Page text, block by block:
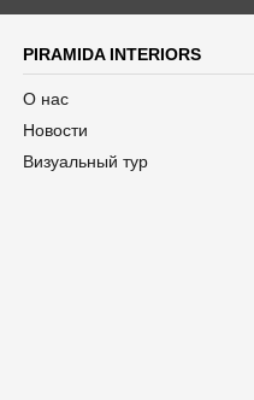
PIRAMIDA INTERIORS
О нас
Новости
Визуальный тур